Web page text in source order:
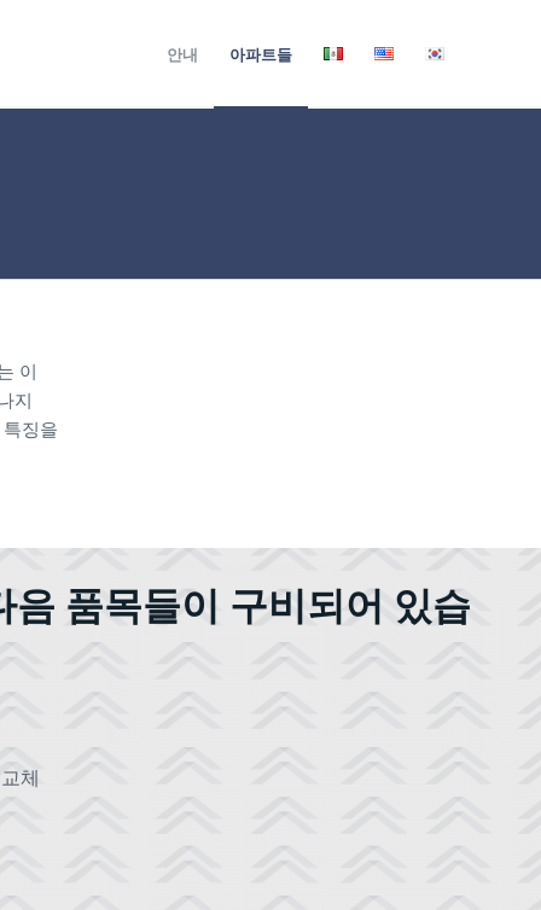
안내 아파트들
이
지
징을
음 품목들이 구비되어 있습
체